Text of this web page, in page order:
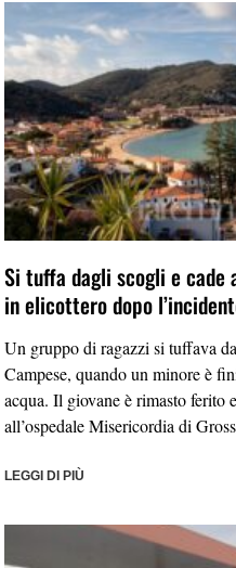
Si tuffa dagli scogli e cade
in elicottero dopo
Un gruppo di ragazzi si tuffava
Campese, quando un minore è
acqua. Il giovane è rimasto ferito
all’ospedale Misericordia di
LEGGI DI PIÙ